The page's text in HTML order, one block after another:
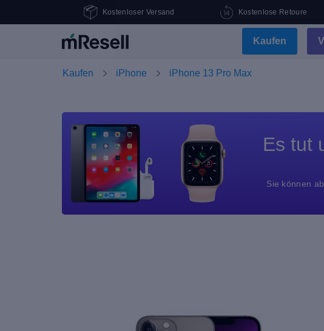
Kostenloser Versand Kostenlose Retoure
Kaufen
Kaufen iPhone iPhone 13 Pro Max
Es tut
Sie können